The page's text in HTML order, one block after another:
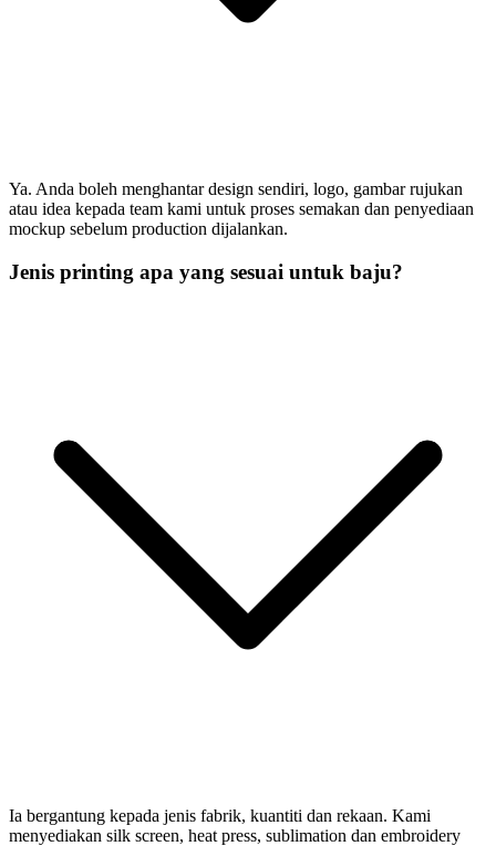
Ya. Anda boleh menghantar design sendiri, logo, gambar rujukan
atau idea kepada team kami untuk proses semakan dan penyediaan
mockup sebelum production dijalankan.
Jenis printing apa yang sesuai untuk baju?
Ia bergantung kepada jenis fabrik, kuantiti dan rekaan. Kami
menyediakan silk screen, heat press, sublimation dan embroidery